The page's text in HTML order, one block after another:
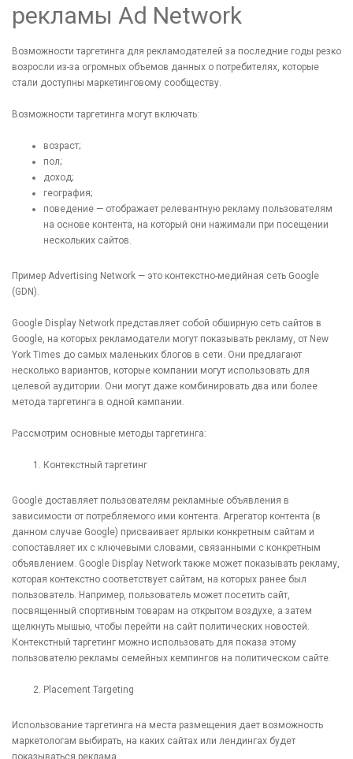
рекламы Ad Network
Возможности таргетинга для рекламодателей за последние годы резко
возросли из-за огромных объемов данных о потребителях, которые
стали доступны маркетинговому сообществу.
Возможности таргетинга могут включать:
возраст;
пол;
доход;
география;
поведение — отображает релевантную рекламу пользователям
на основе контента, на который они нажимали при посещении
нескольких сайтов.
Пример Advertising Network — это контекстно-медийная сеть Google
(GDN).
Google Display Network представляет собой обширную сеть сайтов в
Google, на которых рекламодатели могут показывать рекламу, от New
York Times до самых маленьких блогов в сети. Они предлагают
несколько вариантов, которые компании могут использовать для
целевой аудитории. Они могут даже комбинировать два или более
метода таргетинга в одной кампании.
Рассмотрим основные методы таргетинга:
Контекстный таргетинг
Google доставляет пользователям рекламные объявления в
зависимости от потребляемого ими контента. Агрегатор контента (в
данном случае Google) присваивает ярлыки конкретным сайтам и
сопоставляет их с ключевыми словами, связанными с конкретным
объявлением. Google Display Network также может показывать рекламу,
которая контекстно соответствует сайтам, на которых ранее был
пользователь. Например, пользователь может посетить сайт,
посвященный спортивным товарам на открытом воздухе, а затем
щелкнуть мышью, чтобы перейти на сайт политических новостей.
Контекстный таргетинг можно использовать для показа этому
пользователю рекламы семейных кемпингов на политическом сайте.
Placement Targeting
Использование таргетинга на места размещения дает возможность
маркетологам выбирать, на каких сайтах или лендингах будет
показываться реклама.